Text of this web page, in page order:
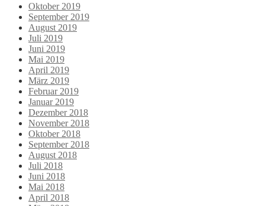
Oktober 2019
September 2019
August 2019
Juli 2019
Juni 2019
Mai 2019
April 2019
März 2019
Februar 2019
Januar 2019
Dezember 2018
November 2018
Oktober 2018
September 2018
August 2018
Juli 2018
Juni 2018
Mai 2018
April 2018